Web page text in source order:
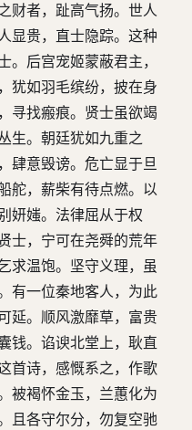
财者，趾高气扬。世人
显贵，直士隐踪。这种
。后宫宠姬蒙蔽君主，
犹如羽毛缤纷，披在身
寻找瘢痕。贤士虽欲竭
生。朝廷犹如九重之
肆意毁谤。危亡显于旦
舵，薪柴有待点燃。以
妍媸。法律屈从于权
士，宁可在尧舜的荒年
求温饱。坚守义理，虽
有一位秦地客人，为此
延。顺风激靡草，富贵
钱。谄谀北堂上，耿直
首诗，感慨系之，作歌
被褐怀金玉，兰蕙化为
且各守尔分，勿复空驰